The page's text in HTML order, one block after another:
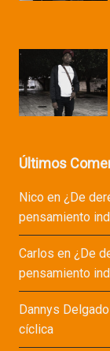
Últimos
Nicoen ¿De
pensamiento
Carlos en ¿De
pensamiento
Dannys Delgado
cíclica